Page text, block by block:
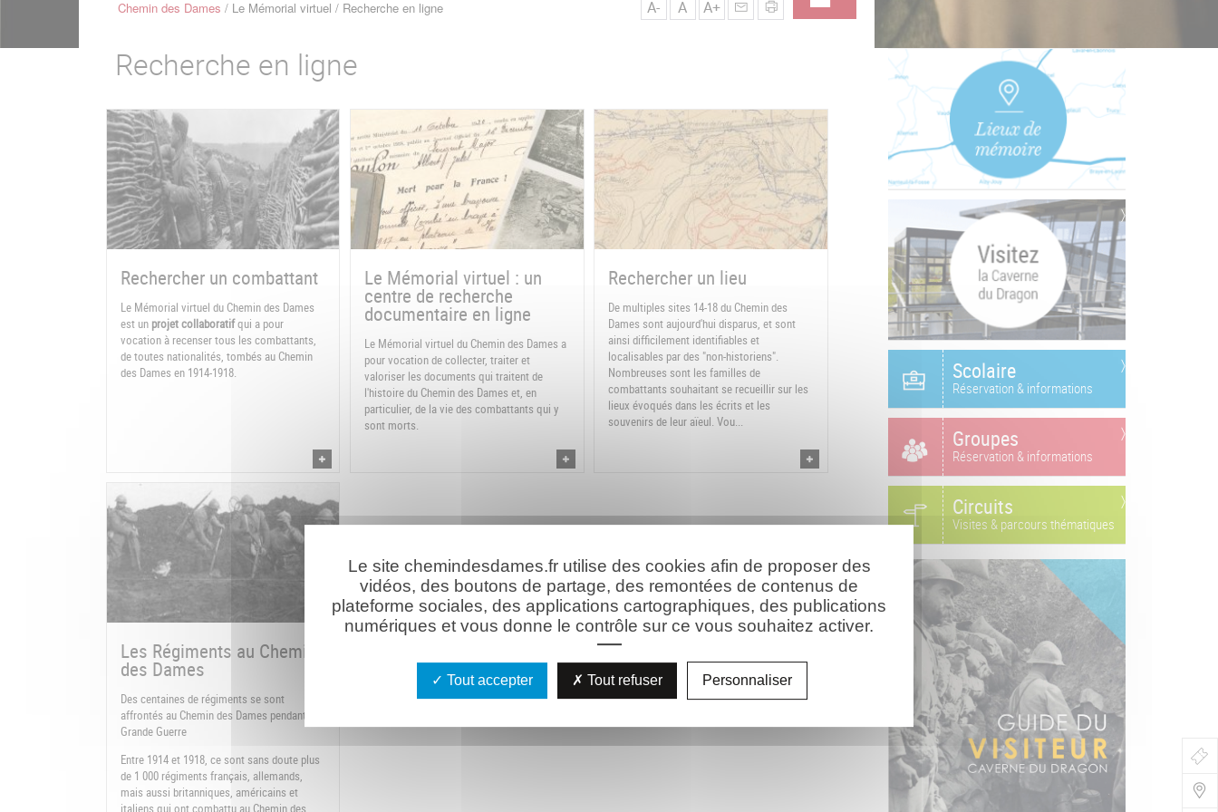
de
Fil
Chemin des Dames Le Mémorial virtuel Recherche en ligne A- A A+
Recherche en ligne
Rechercher un combattant
Le Mémorial virtuel du Chemin des Dames
est un projet collaboratifqui a pour
vocation à recenser tous les combattants,
de toutes nationalités, tombés au Chemin
des Dames en 1914-1918.
Le Mémorial virtuel : un
centre de recherche
documentaire en ligne
Le Mémorial virtuel du Chemin des Dames a
pour vocation de collecter, traiter et
valoriser les documents qui traitent de
l'histoire du Chemin des Dames et, en
particulier, de la vie des combattants qui y
sont morts.
Rechercher un lieu
De multiples sites 14-18 du Chemin des
Dames sont aujourd'hui disparus, et sont
ainsi difficilement identifiables et
localisables par des "non-historiens".
Nombreuses sont les familles de
combattants souhaitant se recueillir sur les
lieux évoqués dans les écrits et les
souvenirs de leur aïeul. Vou...
Les Régiments au Chemin
des Dames
Des centaines de régiments se sont
affrontés au Chemin des Dames pendant la
Grande Guerre
Entre 1914 et 1918, ce sont sans doute plus
de 1 000 régiments français, allemands,
mais aussi britanniques, américains et
italiens qui ont combattu au Chemin des
Scolaire
Réservation & informations
Groupes
Réservation & informations
Circuits
Visites & parcours thématiques
Le site chemindesdames.fr utilise des cookies afin de proposer des
vidéos, des boutons de partage, des remontées de contenus de
plateforme sociales, des applications cartographiques, des publications
numériques et vous donne le contrôle sur ce vous souhaitez activer.
Tout accepter Tout refuser Personnaliser